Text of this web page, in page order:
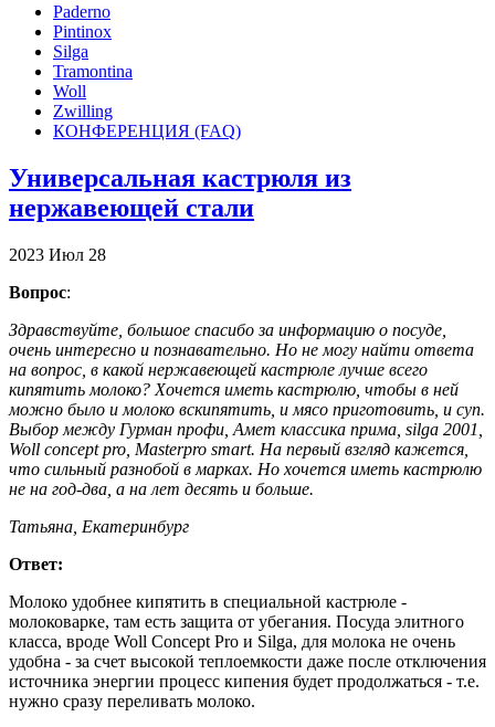
Paderno
Pintinox
Silga
Tramontina
Woll
Zwilling
КОНФЕРЕНЦИЯ (FAQ)
Универсальная кастрюля из
нержавеющей стали
2023 Июл 28
Вопрос:
Здравствуйте, большое спасибо за информацию о посуде,
очень интересно и познавательно. Но не могу найти ответа
на вопрос, в какой нержавеющей кастрюле лучше всего
кипятить молоко? Хочется иметь кастрюлю, чтобы в ней
можно было и молоко вскипятить, и мясо приготовить, и суп.
Выбор между Гурман профи, Амет классика прима, silga 2001,
Woll concept pro, Masterpro smart. На первый взгляд кажется,
что сильный разнобой в марках. Но хочется иметь кастрюлю
не на год-два, а на лет десять и больше.
Татьяна, Екатеринбург
Ответ:
Молоко удобнее кипятить в специальной кастрюле -
молоковарке, там есть защита от убегания. Посуда элитного
класса, вроде Woll Сoncept Pro и Silga, для молока не очень
удобна - за счет высокой теплоемкости даже после отключения
источника энергии процесс кипения будет продолжаться - т.е.
нужно сразу переливать молоко.